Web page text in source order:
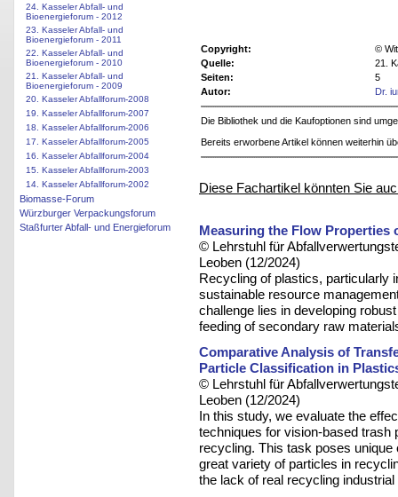
24. Kasseler Abfall- und
Bioenergieforum - 2012
23. Kasseler Abfall- und
Bioenergieforum - 2011
22. Kasseler Abfall- und
Bioenergieforum - 2010
21. Kasseler Abfall- und
Bioenergieforum - 2009
20. Kasseler Abfallforum-2008
19. Kasseler Abfallforum-2007
18. Kasseler Abfallforum-2006
17. Kasseler Abfallforum-2005
16. Kasseler Abfallforum-2004
15. Kasseler Abfallforum-2003
14. Kasseler Abfallforum-2002
Biomasse-Forum
Würzburger Verpackungsforum
Staßfurter Abfall- und Energieforum
Copyright:
©
Quelle:
21.
Seiten:
5
Autor:
Dr.
Die Bibliothek und die Kaufoptionen sind
Bereits erworbene Artikel können weiterhin
Diese Fachartikel könnten Sie
Measuring the Flow Properties
© Lehrstuhl für
Leoben (12/2024)
Recycling of plastics, particularly
sustainable resource
challenge lies in developing
feeding of secondary raw
Comparative Analysis of
Particle Classification in
© Lehrstuhl für
Leoben (12/2024)
In this study, we evaluate the
techniques for vision-based trash
recycling. This task poses
great variety of particles in
the lack of real recycling